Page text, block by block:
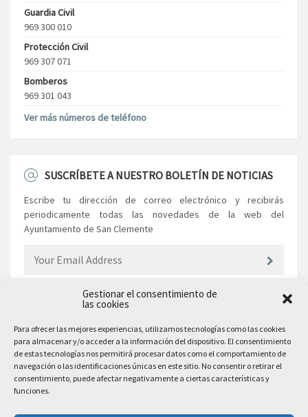
Gestionar el consentimiento de
las cookies
Para ofrecer las mejores experiencias, utilizamos tecnologías como las cookies
para almacenar y/o acceder a la información del dispositivo. El consentimiento
de estas tecnologías nos permitirá procesar datos como el comportamiento de
navegación o las identificaciones únicas en este sitio. No consentir o retirar el
consentimiento, puede afectar negativamente a ciertas características y
funciones.
Guardia Civil
969 300 010
Protección Civil
969 307 071
Bomberos
969 301 043
Ver más números de teléfono
SUSCRÍBETE A NUESTRO BOLETÍN DE NOTICIAS
Escribe tu dirección de correo electrónico y recibirás
periodicamente todas las novedades de la web del
Ayuntamiento de San Clemente
EL AYUNTAMIENTO
Plaza Mayor, 10
San Clemente, 16600, Cuenca
Teléfono: 969 300 003